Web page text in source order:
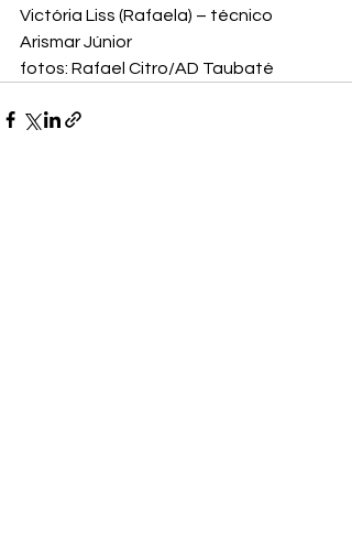
Victória Liss (Rafaela) – técnico
Arismar Júnior
fotos: Rafael Citro/AD Taubaté